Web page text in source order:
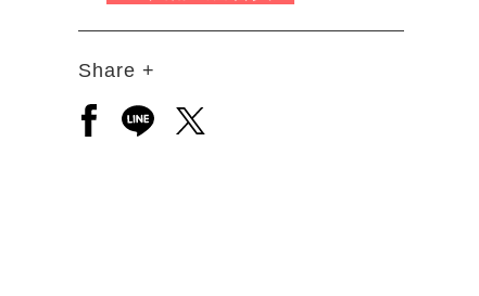
Share +
另開新視窗分享至facebook
另開新視窗分享至line
另開新視窗分享至twitter